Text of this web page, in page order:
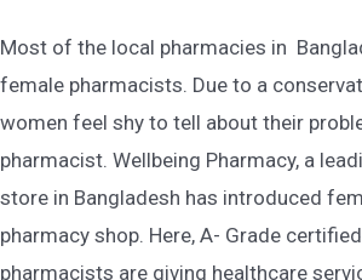
Most of the local pharmacies in
female pharmacists. Due to a
women feel shy to tell about their
pharmacist. Wellbeing Pharmacy, a
store in Bangladesh has introduced
pharmacy shop. Here, A- Grade
pharmacists are giving healthcare